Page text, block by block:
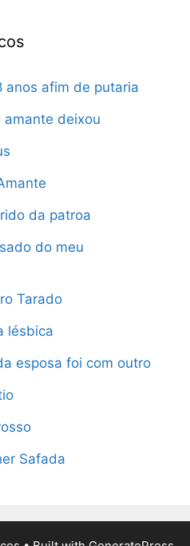
anos afim de putaria
amante deixou
da patroa
do meu
Tarado
lésbica
esposa foi com outro
Safada